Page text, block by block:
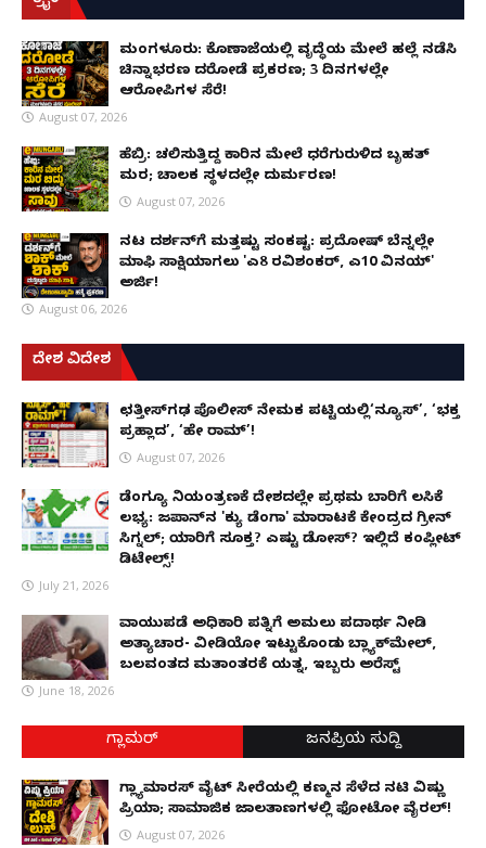
ಮಂಗಳೂರು: ಕೊಣಾಜೆಯಲ್ಲಿ ವೃದ್ಧೆಯ ಮೇಲೆ ಹಲ್ಲೆ ನಡೆಸಿ
ಚಿನ್ನಾಭರಣ ದರೋಡೆ ಪ್ರಕರಣ; 3 ದಿನಗಳಲ್ಲೇ
ಆರೋಪಿಗಳ ಸೆರೆ!
August 07, 2026
ಹೆಬ್ರಿ: ಚಲಿಸುತ್ತಿದ್ದ ಕಾರಿನ ಮೇಲೆ ಧರೆಗುರುಳಿದ ಬೃಹತ್
ಮರ; ಚಾಲಕ ಸ್ಥಳದಲ್ಲೇ ದುರ್ಮರಣ!
August 07, 2026
ನಟ ದರ್ಶನ್‌ಗೆ ಮತ್ತಷ್ಟು ಸಂಕಷ್ಟ: ಪ್ರದೋಷ್ ಬೆನ್ನಲ್ಲೇ
ಮಾಫಿ ಸಾಕ್ಷಿಯಾಗಲು 'ಎ8 ರವಿಶಂಕರ್, ಎ10 ವಿನಯ್'
ಅರ್ಜಿ!
August 06, 2026
ದೇಶ ವಿದೇಶ
ಛತ್ತೀಸ್‌ಗಢ ಪೊಲೀಸ್ ನೇಮಕ ಪಟ್ಟಿಯಲ್ಲಿ‘ನ್ಯೂಸ್’, ‘ಭಕ್ತ
ಪ್ರಹ್ಲಾದ’, ‘ಹೇ ರಾಮ್’!
August 07, 2026
ಡೆಂಗ್ಯೂ ನಿಯಂತ್ರಣಕ್ಕೆ ದೇಶದಲ್ಲೇ ಪ್ರಥಮ ಬಾರಿಗೆ ಲಸಿಕೆ
ಲಭ್ಯ: ಜಪಾನ್‌ನ 'ಕ್ಯು ಡೆಂಗಾ' ಮಾರಾಟಕ್ಕೆ ಕೇಂದ್ರದ ಗ್ರೀನ್
ಸಿಗ್ನಲ್; ಯಾರಿಗೆ ಸೂಕ್ತ? ಎಷ್ಟು ಡೋಸ್? ಇಲ್ಲಿದೆ ಕಂಪ್ಲೀಟ್
ಡಿಟೇಲ್ಸ್!
July 21, 2026
ವಾಯುಪಡೆ ಅಧಿಕಾರಿ ಪತ್ನಿಗೆ ಅಮಲು ಪದಾರ್ಥ ನೀಡಿ
ಅತ್ಯಾಚಾರ- ವೀಡಿಯೋ ಇಟ್ಟುಕೊಂಡು ಬ್ಲ್ಯಾಕ್‌ಮೇಲ್,
ಬಲವಂತದ ಮತಾಂತರಕ್ಕೆ ಯತ್ನ, ಇಬ್ಬರು ಅರೆಸ್ಟ್
June 18, 2026
ಗ್ಲಾಮರ್ ಜನಪ್ರಿಯ ಸುದ್ದಿ
ಗ್ಲ್ಯಾಮಾರಸ್ ವೈಟ್‌ ಸೀರೆಯಲ್ಲಿ ಕಣ್ಮನ ಸೆಳೆದ ನಟಿ ವಿಷ್ಣು
ಪ್ರಿಯಾ; ಸಾಮಾಜಿಕ ಜಾಲತಾಣಗಳಲ್ಲಿ ಫೋಟೋ ವೈರಲ್!
August 07, 2026